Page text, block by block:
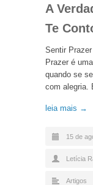
A
Te
Sentir
Prazer é
quando se
com alegria.
leia mais →
15 de
Letícia
Artigos